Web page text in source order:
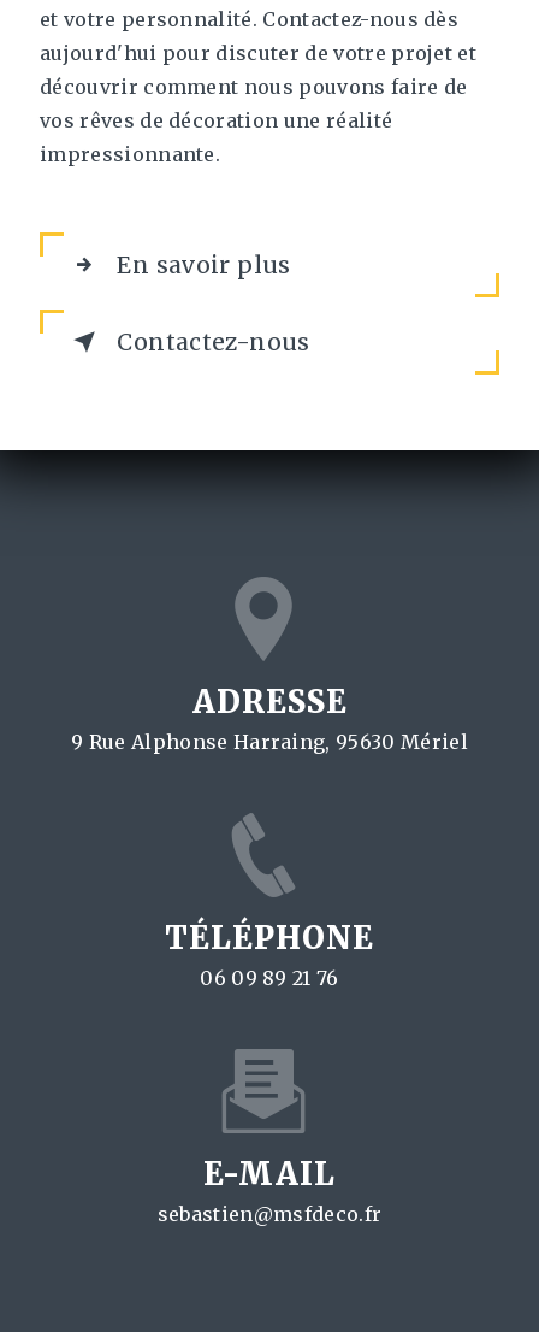
et votre personnalité. Contactez-nous dès
aujourd'hui pour discuter de votre projet et
découvrir comment nous pouvons faire de
vos rêves de décoration une réalité
impressionnante.
En savoir plus
Contactez-nous
ADRESSE
9 Rue Alphonse Harraing, 95630 Mériel
TÉLÉPHONE
06 09 89 21 76
E-MAIL
sebastien@msfdeco.fr